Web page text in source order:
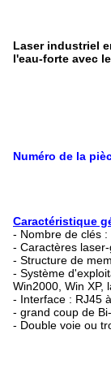
Laser industriel
l'eau-forte avec
Numéro de la
Caractéristique
- Nombre de clés
- Caractères
- Structure de
- Système
Win2000, Win XP,
- Interface : RJ45
- grand coup de
- Double voie ou